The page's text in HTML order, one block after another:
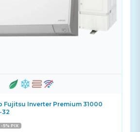
Fujitsu Inverter Premium 31000
32
-5% PIX